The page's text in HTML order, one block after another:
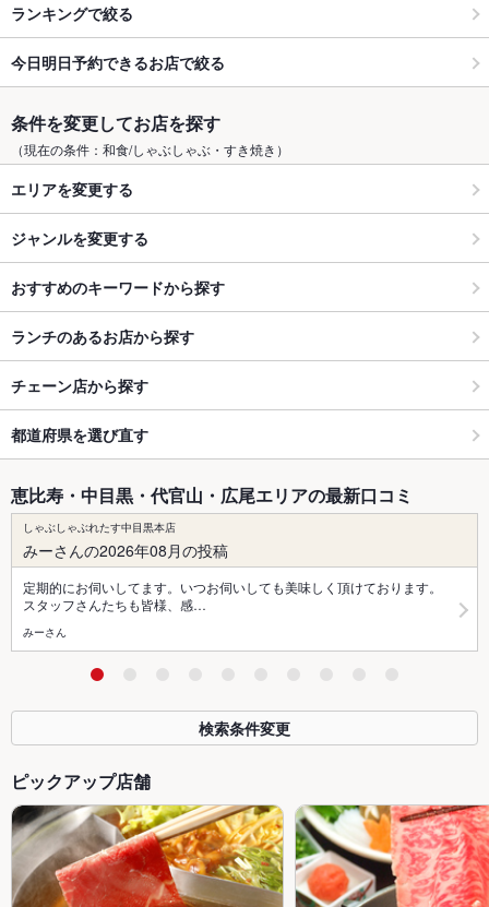
ランキングで絞る
今日明日予約できるお店で絞る
条件を変更してお店を探す
（現在の条件：和食/しゃぶしゃぶ・すき焼き）
エリアを変更する
ジャンルを変更する
おすすめのキーワードから探す
ランチのあるお店から探す
チェーン店から探す
都道府県を選び直す
恵比寿・中目黒・代官山・広尾エリアの最新口コミ
しゃぶしゃぶれたす中目黒本店
みーさんの2026年08月の投稿
定期的にお伺いしてます。いつお伺いしても美味しく頂けております。
スタッフさんたちも皆様、感…
みーさん
検索条件変更
ピックアップ店舗